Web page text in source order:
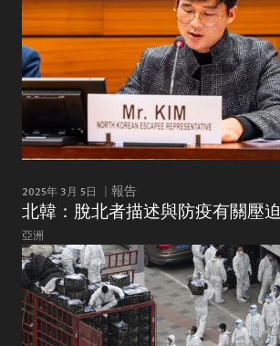
2025年 3月 5日 報告
北韓：脫北者描述與防疫有關壓迫
亞洲